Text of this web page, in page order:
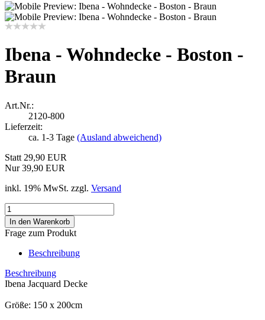
Ibena - Wohndecke - Boston -
Braun
Art.Nr.:
2120-800
Lieferzeit:
ca. 1-3 Tage (Ausland abweichend)
Statt 29,90 EUR
Nur 39,90 EUR
inkl. 19% MwSt. zzgl. Versand
Frage zum Produkt
Beschreibung
Beschreibung
Ibena Jacquard Decke
Größe: 150 x 200cm